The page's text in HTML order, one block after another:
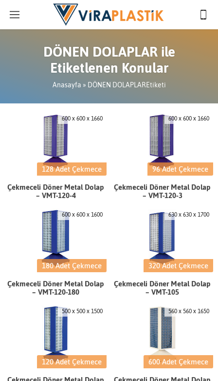
DÖNEN DOLAPLAR ile
Etiketlenen Konular
Anasayfa » DÖNEN DOLAPLAREtiketi
128 Adet Çekmece
600 x 600 x 1660
Çekmeceli Döner Metal Dolap
– VMT-120-4
96 Adet Çekmece
600 x 600 x 1660
Çekmeceli Döner Metal Dolap
– VMT-120-3
180 Adet Çekmece
600 x 600 x 1600
Çekmeceli Döner Metal Dolap
– VMT-120-180
320 Adet Çekmece
630 x 630 x 1700
Çekmeceli Döner Metal Dolap
– VMT-105
120 Adet Çekmece
500 x 500 x 1500
600 Adet Çekmece
560 x 560 x 1650